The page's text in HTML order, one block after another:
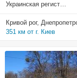
Украинская регистрация
Кривой рог,
351 км от г. Киев